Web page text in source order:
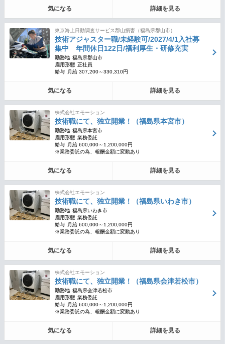
気になる 詳細を見る
東京海上日動調査サービス郡山損害（福島県郡山市）
技術アジャスター職/未経験可/2027/4/1入社募
集中 年間休日122日/福利厚生・研修充実
勤務地 福島県郡山市
雇用形態 正社員
給与
月給 307,200～330,310円
気になる 詳細を見る
株式会社エモーション
技術職にて、独立開業！（福島県本宮市）
勤務地 福島県本宮市
雇用形態 業務委託
給与
月給 600,000～1,200,000円
※業務委託の為、報酬金額に変動あり
気になる 詳細を見る
株式会社エモーション
技術職にて、独立開業！（福島県いわき市）
勤務地 福島県いわき市
雇用形態 業務委託
給与
月給 600,000～1,200,000円
※業務委託の為、報酬金額に変動あり
気になる 詳細を見る
株式会社エモーション
技術職にて、独立開業！（福島県会津若松市）
勤務地 福島県会津若松市
雇用形態 業務委託
給与
月給 600,000～1,200,000円
※業務委託の為、報酬金額に変動あり
気になる 詳細を見る